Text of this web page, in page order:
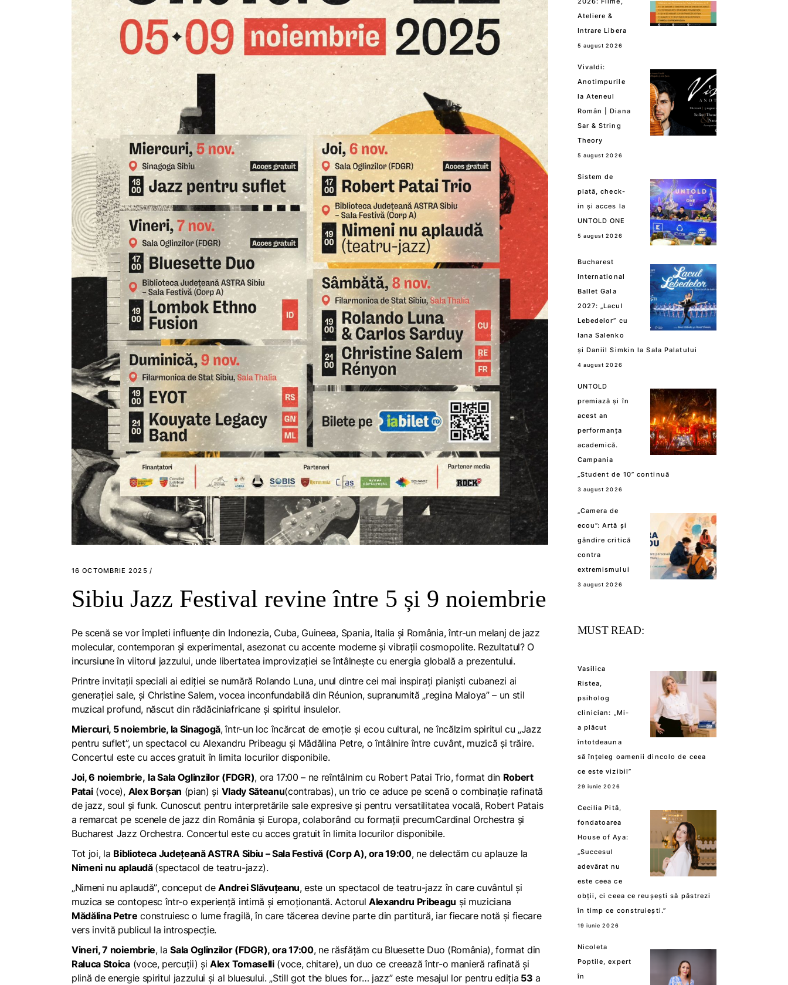
16 OCTOMBRIE 2025
Sibiu Jazz Festival revine între 5 și 9 noiembrie
Pe scenă se vor împleti influențe din Indonezia, Cuba, Guineea, Spania, Italia și România, într-un melanj de jazz
molecular, contemporan și experimental, asezonat cu accente moderne și vibrații cosmopolite. Rezultatul? O
incursiune în viitorul jazzului, unde libertatea improvizației se întâlnește cu energia globală a prezentului.
Printre invitații speciali ai ediției se numără Rolando Luna, unul dintre cei mai inspirați pianiști cubanezi ai
generației sale, și Christine Salem, vocea inconfundabilă din Réunion, supranumită „regina Maloya” – un stil
muzical profund, născut din rădăciniafricane și spiritul insulelor.
Miercuri, 5 noiembrie, la Sinagogă, într-un loc încărcat de emoție și ecou cultural, ne încălzim spiritul cu „Jazz
pentru suflet”, un spectacol cu Alexandru Pribeagu și Mădălina Petre, o întâlnire între cuvânt, muzică și trăire.
Concertul este cu acces gratuit în limita locurilor disponibile.
Joi, 6 noiembrie, la Sala Oglinzilor (FDGR), ora 17:00 – ne reîntâlnim cu Robert Patai Trio, format din Robert
Patai(voce), Alex Borșan (pian) și Vlady Săteanu(contrabas), un trio ce aduce pe scenă o combinație rafinată
de jazz, soul și funk. Cunoscut pentru interpretările sale expresive și pentru versatilitatea vocală, Robert Patais
a remarcat pe scenele de jazz din România și Europa, colaborând cu formații precumCardinal Orchestra și
Bucharest Jazz Orchestra. Concertul este cu acces gratuit în limita locurilor disponibile.
Tot joi, la Biblioteca Județeană ASTRA Sibiu – Sala Festivă (Corp A), ora 19:00, ne delectăm cu aplauze la
Nimeni nu aplaudă (spectacol de teatru-jazz).
„Nimeni nu aplaudă”, conceput deAndrei Slăvuțeanu, este un spectacol de teatru-jazz în care cuvântul și
muzica se contopesc într-o experiență intimă și emoționantă. Actorul Alexandru Pribeagu și muziciana
Mădălina Petre construiesc o lume fragilă, în care tăcerea devine parte din partitură, iar fiecare notă și fiecare
vers invită publicul la introspecție.
Vineri, 7 noiembrie, laSala Oglinzilor (FDGR), ora 17:00, ne răsfățăm cu Bluesette Duo (România), format din
Raluca Stoica(voce, percuții) șiAlex Tomaselli(voce, chitare), un duo ce creează într-o manieră rafinată și
plină de energie spiritul jazzului și al bluesului. „Still got the blues for… jazz”este mesajul lor pentru ediția 53 a
Ateliere &
Intrare Libera
5 august 2026
Vivaldi:
Anotimpurile
la Ateneul
Român | Diana
Sar & String
Theory
5 august 2026
Sistem de
plată, check-
in și acces la
UNTOLD ONE
5 august 2026
Bucharest
International
Ballet Gala
2027: „Lacul
Lebedelor” cu
Iana Salenko
și Daniil Simkin la Sala Palatului
4 august 2026
UNTOLD
premiază și în
acest an
performanța
academică.
Campania
„Student de 10” continuă
3 august 2026
„Camera de
ecou”: Artă și
gândire critică
contra
extremismului
3 august 2026
MUST READ:
Vasilica
Ristea,
psiholog
clinician: „Mi-
a plăcut
întotdeauna
să înțeleg oamenii dincolo de ceea
ce este vizibil”
29 iunie 2026
Cecilia Pită,
fondatoarea
House of Aya:
„Succesul
adevărat nu
este ceea ce
obții, ci ceea ce reușești să păstrezi
în timp ce construiești.”
19 iunie 2026
Nicoleta
Poptile, expert
în